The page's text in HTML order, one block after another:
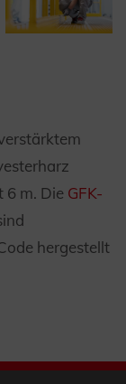
6 m. Die GFK-
hergestellt